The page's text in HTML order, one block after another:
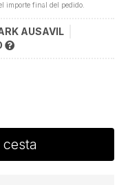
importe final del pedido.
AUSAVIL